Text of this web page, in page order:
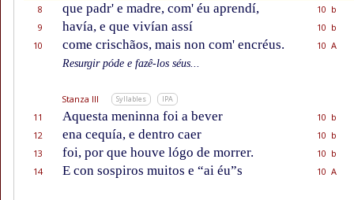
8
que padr' e madre, com' éu aprendí,
10 b
9
havía, e que vivían assí
10 b
10
come crischãos, mais non com' encréus.
10 A
Resurgir póde e fazê-los séus...
Stanza III Syllables IPA
11 Aquesta meninna foi a bever
10 b
12
ena cequía, e dentro caer
10 b
13
foi, por que houve lógo de morrer.
10 b
14
E con sospiros muitos e “ai éu”s 10 A